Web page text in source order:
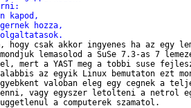
kapod,
hozza,
hogy csak akkor ingyenes ha az egy
lemasolod a SuSe 7.3-as 7
mert a YAST meg a tobbi suse
az egyik Linux bemutaton ezt
valoban eleg egy cegnek a
vagy egyszer letolteni a netrol
a computerek szamatol.